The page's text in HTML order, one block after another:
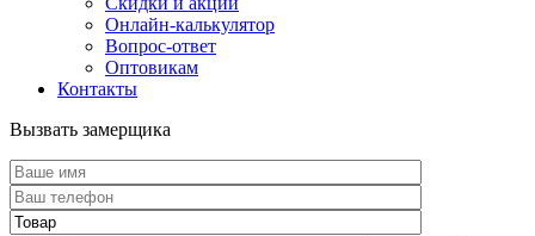
Онлайн-калькулятор
Вопрос-ответ
Оптовикам
Контакты
Вызвать замерщика